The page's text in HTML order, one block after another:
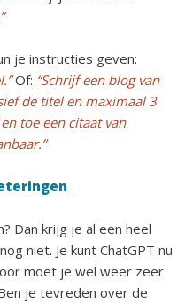
je instructies geven:
Of: “Schrijf een blog van
de titel en maximaal 3
toe een citaat van
Dan krijg je al een heel
niet. Je kunt ChatGPT nu
moet je wel weer zeer
je tevreden over de